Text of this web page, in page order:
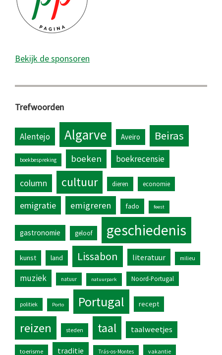
Bekijk de sponsoren
Trefwoorden
Alentejo Algarve Aveiro Beiras
boekbespreking boeken boekrecensie
column cultuur dieren economie
emigratie emigreren fado feest
gastronomie geloof geschiedenis
kunst land Lissabon literatuur milieu
muziek natuur natuurpark Noord-Portugal
politiek Porto Portugal recept
reizen steden taal taalweetjes
toerisme traditie Trás-os-Montes vakantie